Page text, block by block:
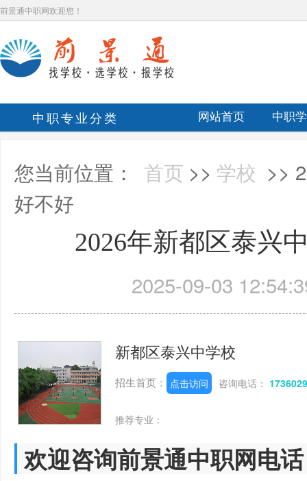
前景通中职网欢迎您！
中职专业分类 网站首页 中职
您当前位置： 首页 >> 学校 >>
好不好
2026年新都区泰兴
2025-09-03
新都区泰兴中学校
招生首页： 点击访问 咨询电话：
推荐专业：
欢迎咨询前景通中职网电